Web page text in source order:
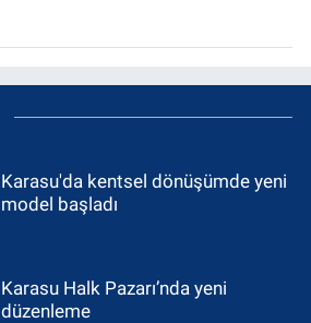
Karasu'da kentsel dönüşümde yeni
model başladı
Karasu Halk Pazarı’nda yeni
düzenleme